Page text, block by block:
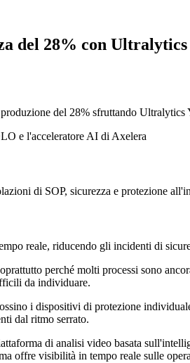
del 28% con
del 28% sfruttando
di SOP, sicurezza e protezione
reale, riducendo gli incidenti di
perché molti processi sono
da individuare.
i dispositivi di protezione
dal ritmo serrato.
di analisi video basata
offre visibilità in tempo reale sulle